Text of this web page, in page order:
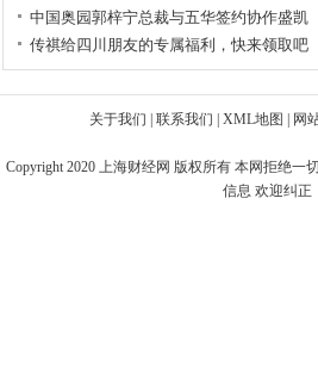
中国奥园郭梓宁总裁与五华签约协作盛凯
传祺给四川朋友的专属福利，快来领取吧
关于我们 联系我们 XML地图 网
Copyright 2020 上海财经网 版权所有 本网拒绝一
信息 欢迎纠正